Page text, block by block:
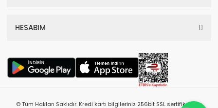
HESABIM
© Tüm Hakları Saklıdır. Kredi kartı bilgileriniz 256bit SSL sertifikası ile